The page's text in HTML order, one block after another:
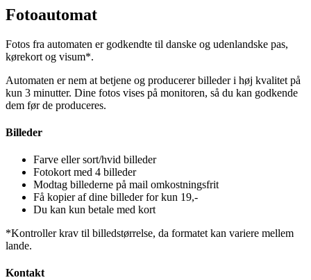
Fotoautomat
Fotos fra automaten er godkendte til danske og udenlandske pas,
kørekort og visum*.
Automaten er nem at betjene og producerer billeder i høj kvalitet på
kun 3 minutter. Dine fotos vises på monitoren, så du kan godkende
dem før de produceres.
Billeder
Farve eller sort/hvid billeder
Fotokort med 4 billeder
Modtag billederne på mail omkostningsfrit
Få kopier af dine billeder for kun 19,-
Du kan kun betale med kort
*Kontroller krav til billedstørrelse, da formatet kan variere mellem
lande.
Kontakt